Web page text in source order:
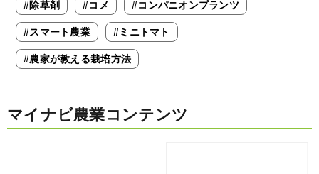
#除草剤 #コメ #コンパニオンプランツ
#スマート農業 #ミニトマト
#農家が教える栽培方法
マイナビ農業コンテンツ